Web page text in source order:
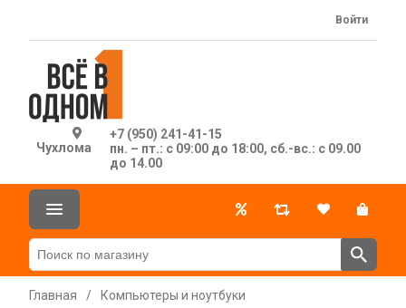
Чухлома
+7 (950) 241-41-15
пн. – пт.: с 09:00 до 18:00, сб.-вс.: с 09.00
до 14.00
Войти
Главная /
Компьютеры и ноутбуки